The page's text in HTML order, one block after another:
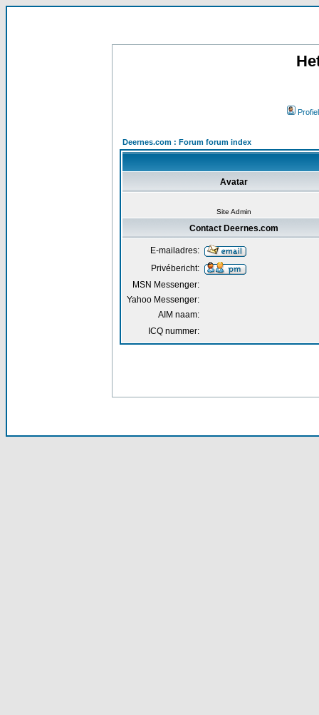
Profiel
Deernes.com : Forum forum index
Avatar
Site Admin
Contact Deernes.com
E-mailadres:
Privébericht:
MSN Messenger:
Yahoo Messenger:
AIM naam:
ICQ nummer: